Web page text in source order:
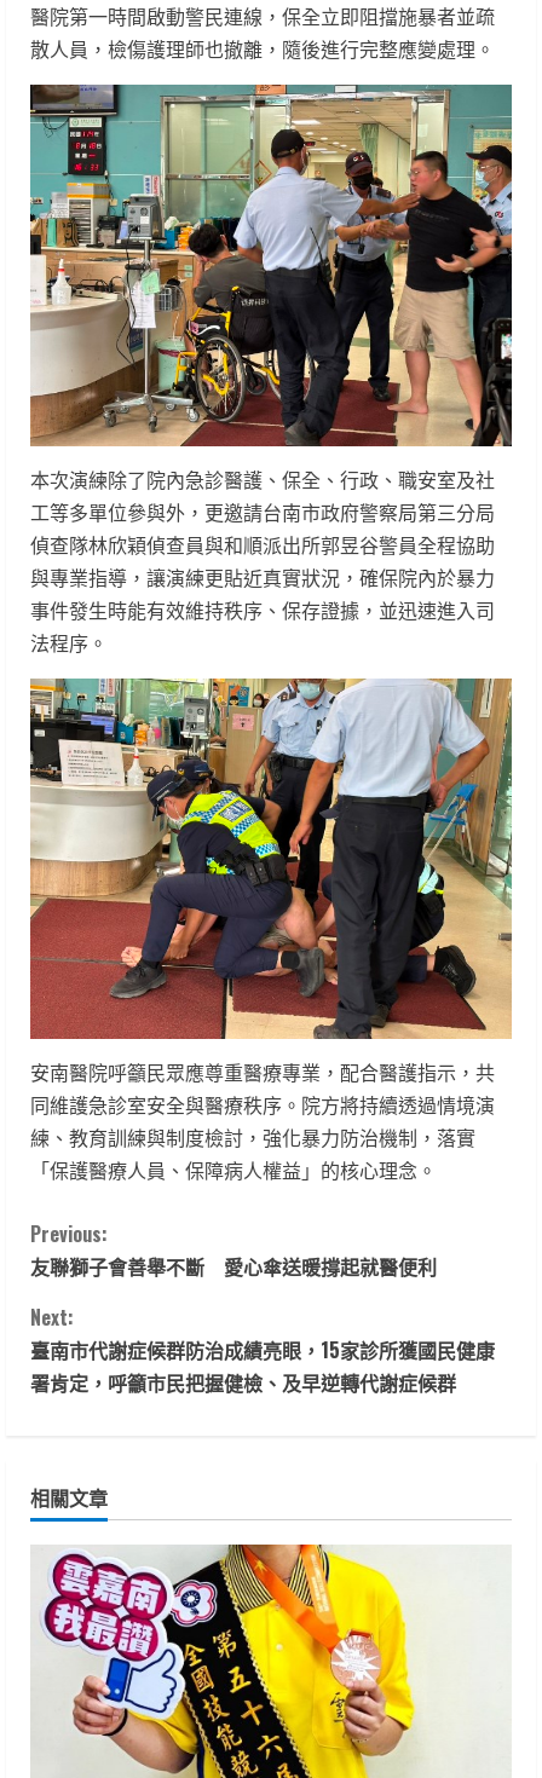
醫院第一時間啟動警民連線，保全立即阻擋施暴者並疏
散人員，檢傷護理師也撤離，隨後進行完整應變處理。
本次演練除了院內急診醫護、保全、行政、職安室及社
工等多單位參與外，更邀請台南市政府警察局第三分局
偵查隊林欣穎偵查員與和順派出所郭昱谷警員全程協助
與專業指導，讓演練更貼近真實狀況，確保院內於暴力
事件發生時能有效維持秩序、保存證據，並迅速進入司
法程序。
安南醫院呼籲民眾應尊重醫療專業，配合醫護指示，共
同維護急診室安全與醫療秩序。院方將持續透過情境演
練、教育訓練與制度檢討，強化暴力防治機制，落實
「保護醫療人員、保障病人權益」的核心理念。
C
o
n
t
n
u
e
R
Previous:
友聯獅子會善舉不斷 愛心傘送暖撐起就醫便利
Next:
臺南市代謝症候群防治成績亮眼，15家診所獲國民健康
署肯定，呼籲市民把握健檢、及早逆轉代謝症候群
相關文章